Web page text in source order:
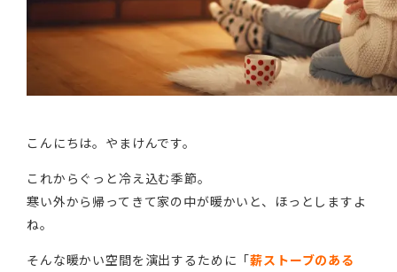
こんにちは。やまけんです。
これからぐっと冷え込む季節。
寒い外から帰ってきて家の中が暖かいと、ほっとしますよ
ね。
そんな暖かい空間を演出するために「薪ストーブのある